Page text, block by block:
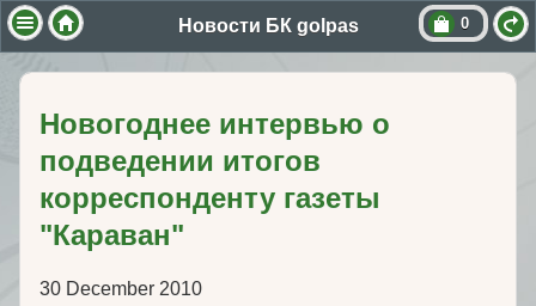
Новости БК golpas 0
Новогоднее интервью о
подведении итогов
корреспонденту газеты
"Караван"
30 December 2010